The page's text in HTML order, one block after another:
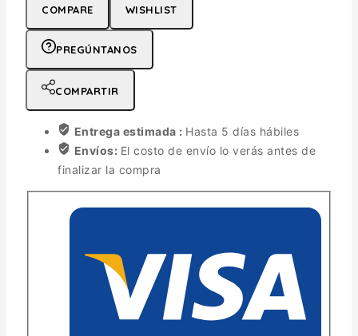
COMPARE WISHLIST
PREGÚNTANOS
COMPARTIR
Entrega estimada : Hasta 5 días hábiles
Envíos: El costo de envío lo verás antes de
finalizar la compra